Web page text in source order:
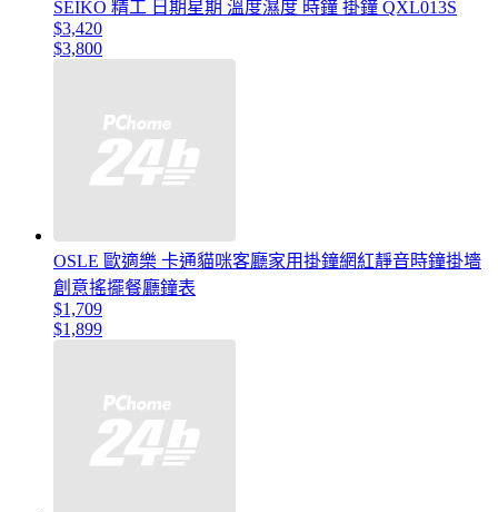
SEIKO 精工 日期星期 溫度濕度 時鐘 掛鐘 QXL013S
$3,420
$3,800
OSLE 歐適樂 卡通貓咪客廳家用掛鐘網紅靜音時鐘掛墻
創意搖擺餐廳鐘表
$1,709
$1,899